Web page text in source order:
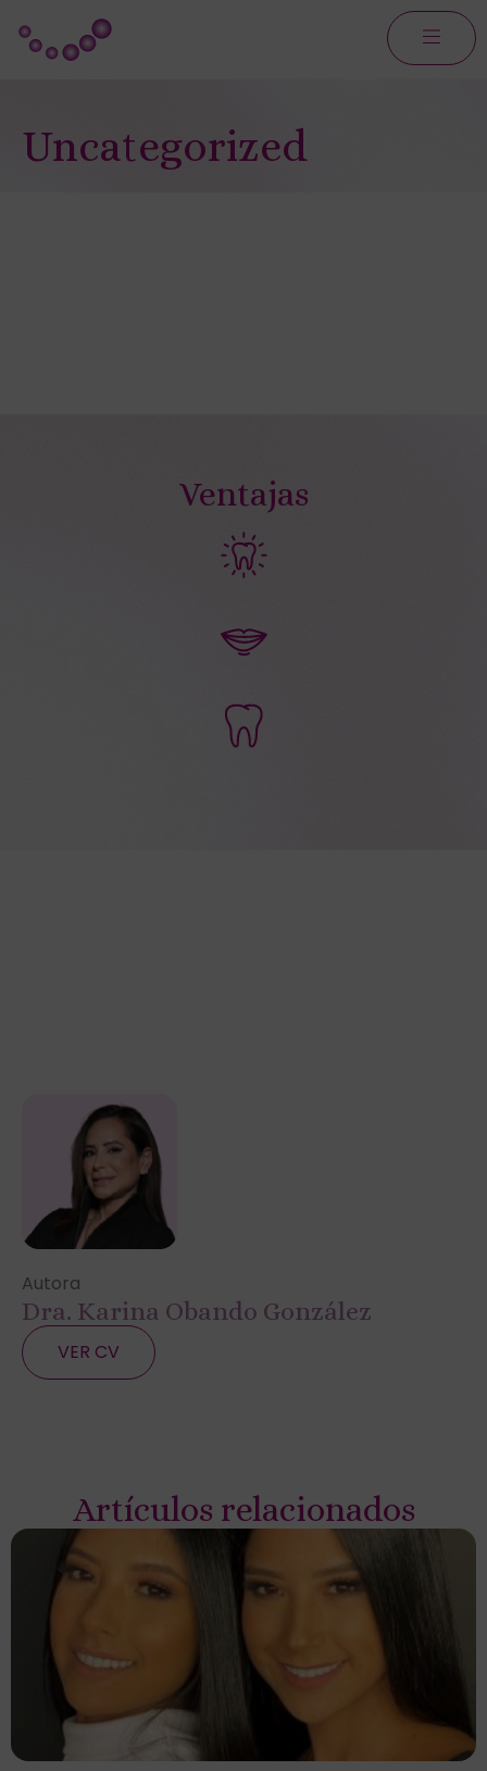
Uncategorized
Ventajas
Autora
Dra. Karina Obando González
VER CV
Artículos relacionados